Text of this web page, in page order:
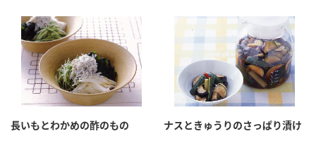
長いもとわかめの酢のもの ナスときゅうりのさっぱり漬け